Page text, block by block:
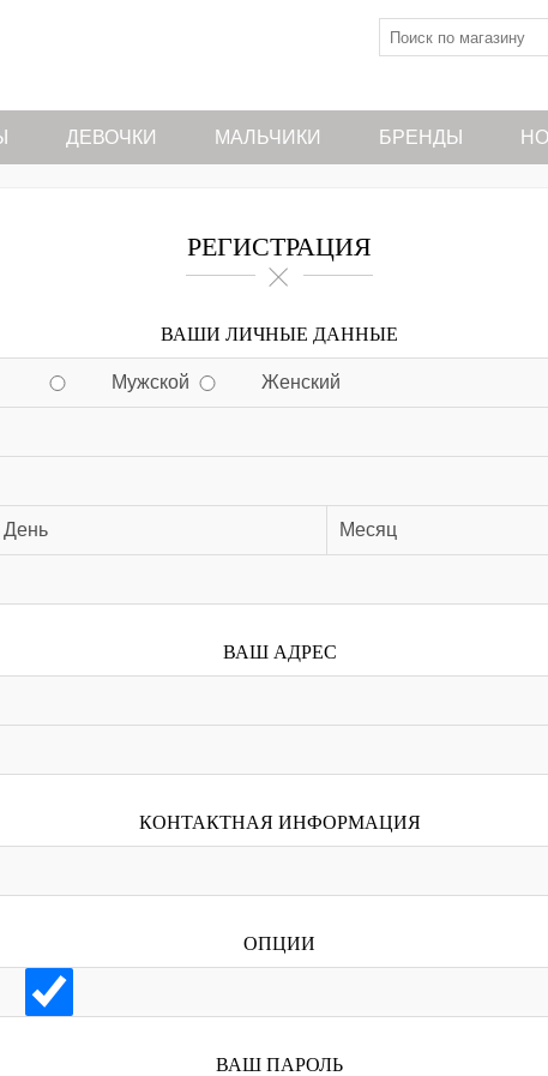
ДЕВОЧКИ МАЛЬЧИКИ БРЕНДЫ
РЕГИСТРАЦИЯ
ВАШИ ЛИЧНЫЕ ДАННЫЕ
Мужской Женский
ВАШ АДРЕС
КОНТАКТНАЯ ИНФОРМАЦИЯ
ОПЦИИ
ВАШ ПАРОЛЬ